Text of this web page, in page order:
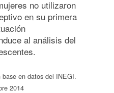
no utilizaron
en su primera
al análisis del
base en datos del INEGI.
2014